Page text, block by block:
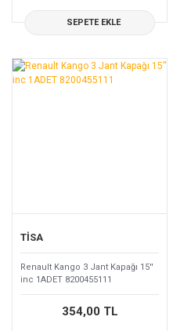
SEPETE EKLE
TİSA
Renault Kango 3 Jant Kapağı 15''
inc 1ADET 8200455111
354,00 TL